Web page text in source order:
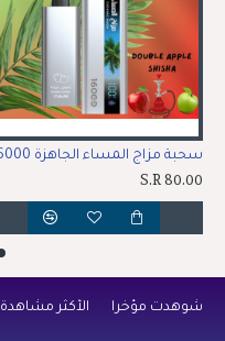
S.R 80.00
شوهدت مؤخراً الأكثر مشاهدة